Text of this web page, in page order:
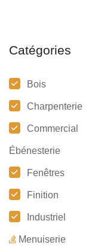
Catégories
Bois
Charpenterie
Commercial
Ébénesterie
Fenêtres
Finition
Industriel
Menuiserie